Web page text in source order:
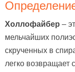
Холлофайбер –
мельчайших
скрученных в
легко возвращает